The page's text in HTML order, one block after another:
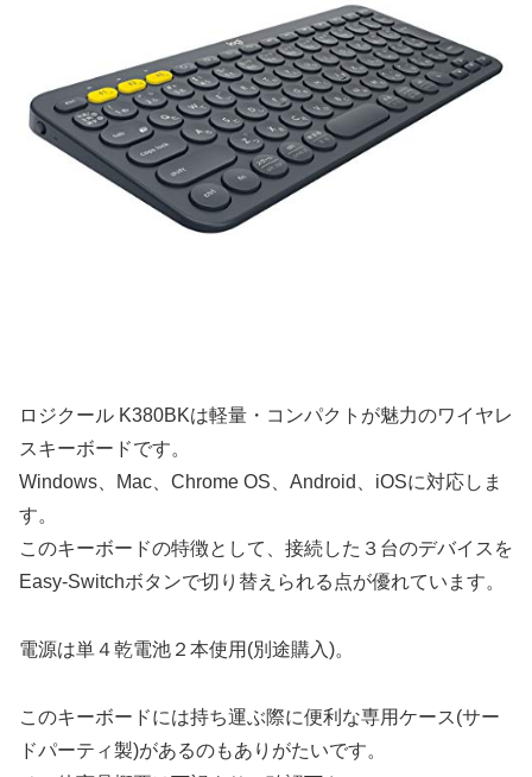
ロジクール K380BKは軽量・コンパクトが魅力のワイヤレ
スキーボードです。
Windows、Mac、Chrome OS、Android、iOSに対応しま
す。
このキーボードの特徴として、接続した３台のデバイスを
Easy-Switchボタンで切り替えられる点が優れています。
電源は単４乾電池２本使用(別途購入)。
このキーボードには持ち運ぶ際に便利な専用ケース(サー
ドパーティ製)があるのもありがたいです。